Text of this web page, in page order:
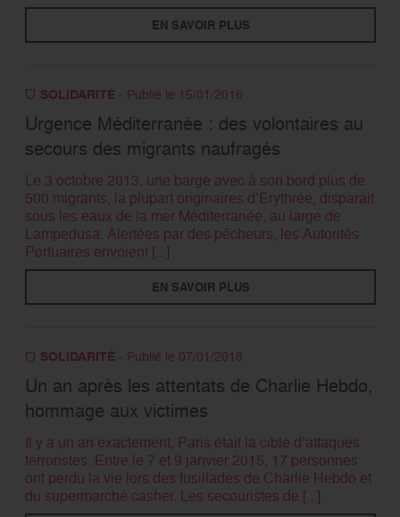
EN SAVOIR PLUS
SOLIDARITÉ- Publié le 15/01/2016
Urgence Méditerranée : des volontaires au
secours des migrants naufragés
Le 3 octobre 2013, une barge avec à son bord plus de
500 migrants, la plupart originaires d’Erythrée, disparait
sous les eaux de la mer Méditerranée, au large de
Lampedusa. Alertées par des pêcheurs, les Autorités
Portuaires envoient [...]
EN SAVOIR PLUS
SOLIDARITÉ- Publié le 07/01/2016
Un an après les attentats de Charlie Hebdo,
hommage aux victimes
Il y a un an exactement, Paris était la cible d’attaques
terroristes. Entre le 7 et 9 janvier 2015, 17 personnes
ont perdu la vie lors des fusillades de Charlie Hebdo et
du supermarché casher. Les secouristes de [...]